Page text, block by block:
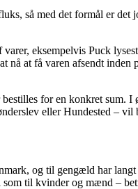
så med det formål er det
eksempelvis Puck
nå at få varen afsendt inden
for en konkret sum. I
eller Hundested – vil
og til gengæld har
til kvinder og mænd –